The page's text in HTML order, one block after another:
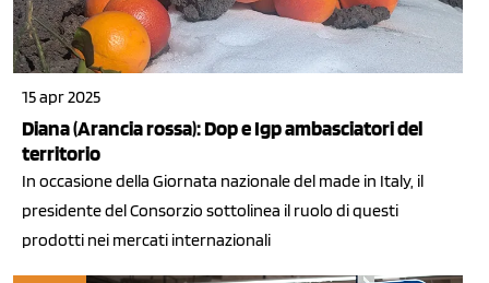
15 apr 2025
Diana (Arancia rossa): Dop e Igp ambasciatori del
territorio
In occasione della Giornata nazionale del made in Italy, il
presidente del Consorzio sottolinea il ruolo di questi
prodotti nei mercati internazionali